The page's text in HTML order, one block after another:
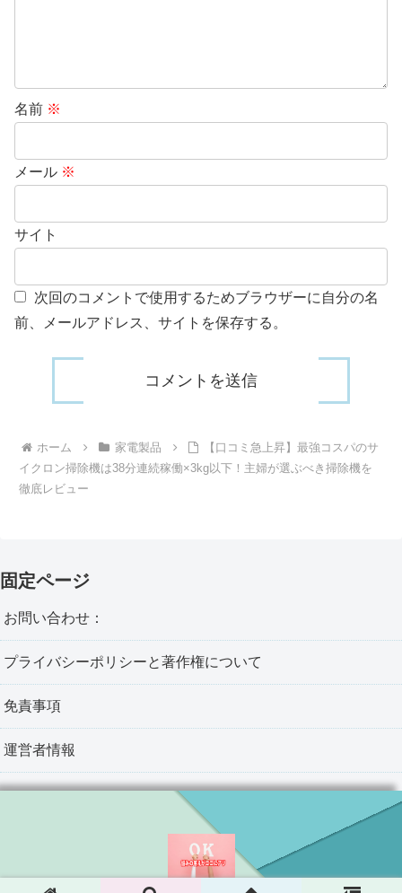
名前 ※
メール ※
サイト
次回のコメントで使用するためブラウザーに自分の名
前、メールアドレス、サイトを保存する。
ホーム 家電製品
【口コミ急上昇】最強コスパのサ
イクロン掃除機は38分連続稼働×3kg以下！主婦が選ぶべき掃除機を
徹底レビュー
固定ページ
お問い合わせ：
プライバシーポリシーと著作権について
免責事項
運営者情報